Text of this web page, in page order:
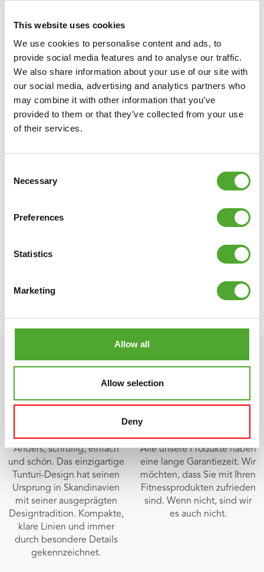
This website uses cookies
We use cookies to personalise content and ads, to
provide social media features and to analyse our traffic.
We also share information about your use of our site with
our social media, advertising and analytics partners who
may combine it with other information that you’ve
provided to them or that they’ve collected from your use
of their services.
Selection
Necessary
Preferences
Statistics
Marketing
Allow all
Allow selection
Deny
unterstützenden Apps. Ein Sortiment, das ständig erweitert und
verbessert wird, mit Qualitätsprodukten und hervorragenden
Garantien. Finden Sie sich nicht zurecht oder haben Sie Fragen?
Dann ist unser Serviceteam für Sie da.
Wir glauben, dass jeder das Recht hat, guten und gesunden
können.
• Material: Edelstahl, Neoprenschaum
Anders, schrullig, einfach
und schön. Das einzigartige
Tunturi-Design hat seinen
Ursprung in Skandinavien
mit seiner ausgeprägten
Designtradition. Kompakte,
klare Linien und immer
durch besondere Details
gekennzeichnet.
Alle unsere Produkte haben
eine lange Garantiezeit. Wir
möchten, dass Sie mit Ihren
Fitnessprodukten zufrieden
sind. Wenn nicht, sind wir
es auch nicht.